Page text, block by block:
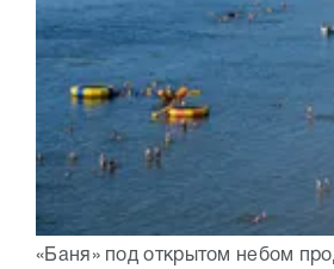
«Баня» под открытом небом